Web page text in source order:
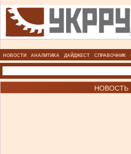
НОВОСТИ АНАЛИТИКА ДАЙДЖЕСТ СПРАВОЧНИК
НОВОСТЬ